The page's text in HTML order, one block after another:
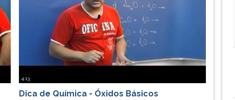
4:13
Dica de Química - Óxidos Básicos